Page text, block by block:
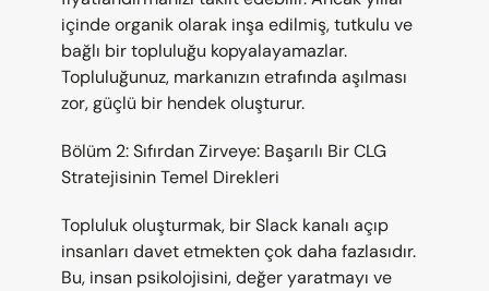
içinde organik olarak inşa edilmiş, tutkulu ve
bağlı bir topluluğu kopyalayamazlar.
Topluluğunuz, markanızın etrafında aşılması
zor, güçlü bir hendek oluşturur.
Bölüm 2: Sıfırdan Zirveye: Başarılı Bir CLG
Stratejisinin Temel Direkleri
Topluluk oluşturmak, bir Slack kanalı açıp
insanları davet etmekten çok daha fazlasıdır.
Bu, insan psikolojisini, değer yaratmayı ve